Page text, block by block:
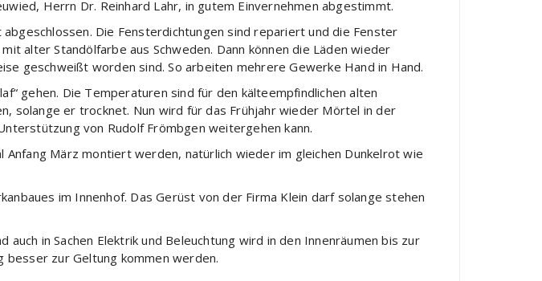
Herrn Dr. Reinhard Lahr, in gutem Einvernehmen abgestimmt.
Die Fensterdichtungen sind repariert und die Fenster
alter Standölfarbe aus Schweden. Dann können die Läden wieder
geschweißt worden sind. So arbeiten mehrere Gewerke Hand in Hand.
gehen. Die Temperaturen sind für den kälteempfindlichen alten
solange er trocknet. Nun wird für das Frühjahr wieder Mörtel in der
von Rudolf Frömbgen weitergehen kann.
März montiert werden, natürlich wieder im gleichen Dunkelrot wie
im Innenhof. Das Gerüst von der Firma Klein darf solange stehen
in Sachen Elektrik und Beleuchtung wird in den Innenräumen bis zur
zur Geltung kommen werden.